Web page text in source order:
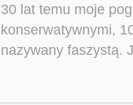
30 lat temu moje
konserwatywnymi,
nazywany faszystą.